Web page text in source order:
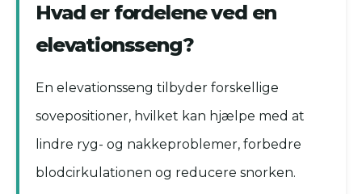
Hvad er fordelene ved en
elevationsseng?
En elevationsseng tilbyder forskellige
sovepositioner, hvilket kan hjælpe med at
lindre ryg- og nakkeproblemer, forbedre
blodcirkulationen og reducere snorken.